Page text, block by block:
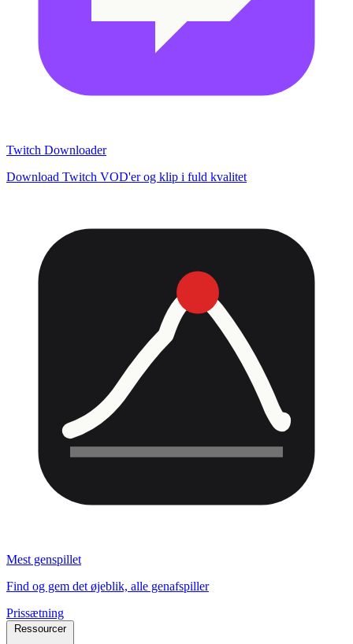
Twitch Downloader
Download Twitch VOD'er og klip i fuld kvalitet
Mest genspillet
Find og gem det øjeblik, alle genafspiller
Prissætning
Ressourcer